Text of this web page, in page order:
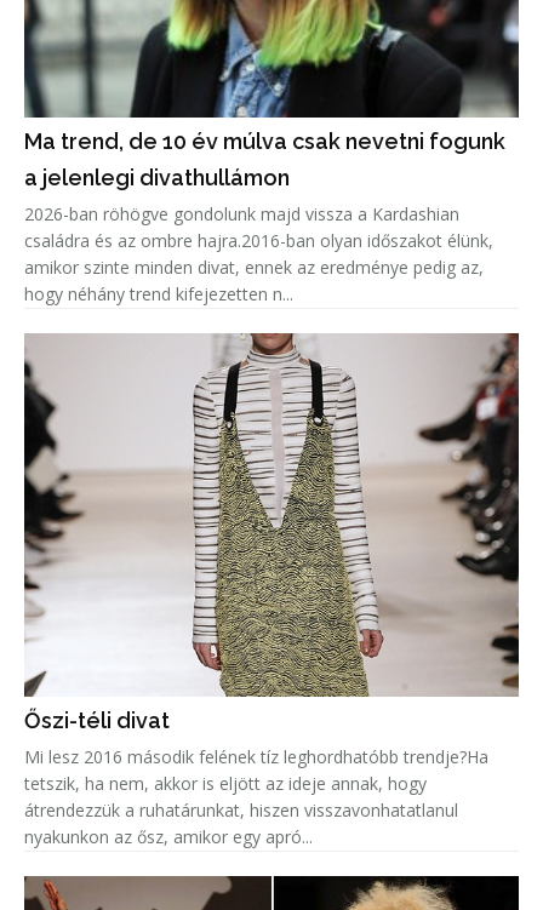
Ma trend, de 10 év múlva csak nevetni fogunk
a jelenlegi divathullámon
2026-ban röhögve gondolunk majd vissza a Kardashian
családra és az ombre hajra.2016-ban olyan időszakot élünk,
amikor szinte minden divat, ennek az eredménye pedig az,
hogy néhány trend kifejezetten n...
Őszi-téli divat
Mi lesz 2016 második felének tíz leghordhatóbb trendje?Ha
tetszik, ha nem, akkor is eljött az ideje annak, hogy
átrendezzük a ruhatárunkat, hiszen visszavonhatatlanul
nyakunkon az ősz, amikor egy apró...